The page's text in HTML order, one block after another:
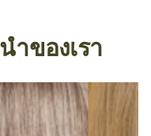
ำของเรา